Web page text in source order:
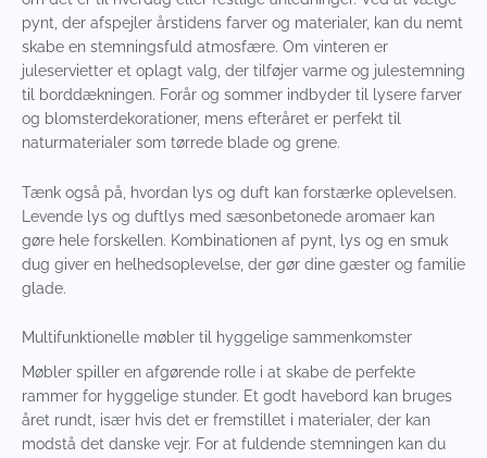
pynt, der afspejler årstidens farver og materialer, kan du nemt
skabe en stemningsfuld atmosfære. Om vinteren er
juleservietter et oplagt valg, der tilføjer varme og julestemning
til borddækningen. Forår og sommer indbyder til lysere farver
og blomsterdekorationer, mens efteråret er perfekt til
naturmaterialer som tørrede blade og grene.
Tænk også på, hvordan lys og duft kan forstærke oplevelsen.
Levende lys og duftlys med sæsonbetonede aromaer kan
gøre hele forskellen. Kombinationen af pynt, lys og en smuk
dug giver en helhedsoplevelse, der gør dine gæster og familie
glade.
Multifunktionelle møbler til hyggelige sammenkomster
Møbler spiller en afgørende rolle i at skabe de perfekte
rammer for hyggelige stunder. Et godt havebord kan bruges
året rundt, især hvis det er fremstillet i materialer, der kan
modstå det danske vejr. For at fuldende stemningen kan du